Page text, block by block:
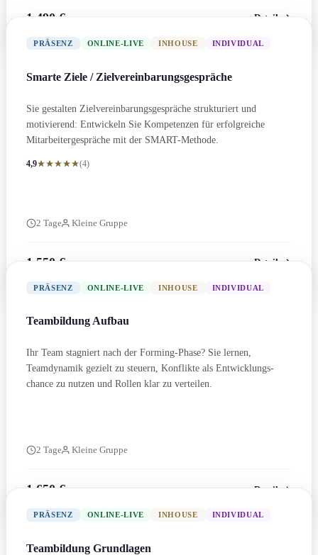
1.490 € Details
PRÄSENZ ONLINE-LIVE INHOUSE INDIVIDUAL
Smarte Ziele / Zielvereinbarungs­gespräche
Sie gestalten Zielvereinbarungs­gespräche strukturiert und
motivierend: Entwickeln Sie Kompetenzen für erfolgreiche
Mitarbeitergespräche mit der SMART-Methode.
4,9 (4)
2 Tage Kleine Gruppe
1.550 € Details
PRÄSENZ ONLINE-LIVE INHOUSE INDIVIDUAL
Teambildung Aufbau
Ihr Team stagniert nach der Forming-Phase? Sie lernen,
Teamdynamik gezielt zu steuern, Konflikte als Entwicklungs­
chance zu nutzen und Rollen klar zu verteilen.
2 Tage Kleine Gruppe
1.650 € Details
PRÄSENZ ONLINE-LIVE INHOUSE INDIVIDUAL
Teambildung Grundlagen